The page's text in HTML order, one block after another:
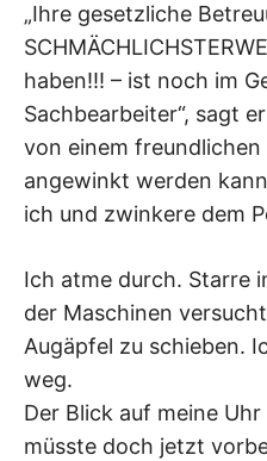
„Ihre gesetzliche
haben!!! – ist noch im
Sachbearbeiter“, sagt
von einem freundlichen
angewinkt werden
ich und zwinkere dem
Ich atme durch. Starre
der Maschinen
Augäpfel zu schieben.
weg.
Der Blick auf meine
müsste doch jetzt